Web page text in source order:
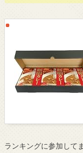
ランキングに参加して